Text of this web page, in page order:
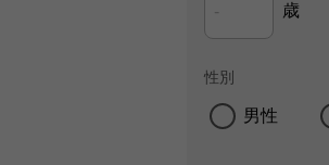
歳
性別
男性